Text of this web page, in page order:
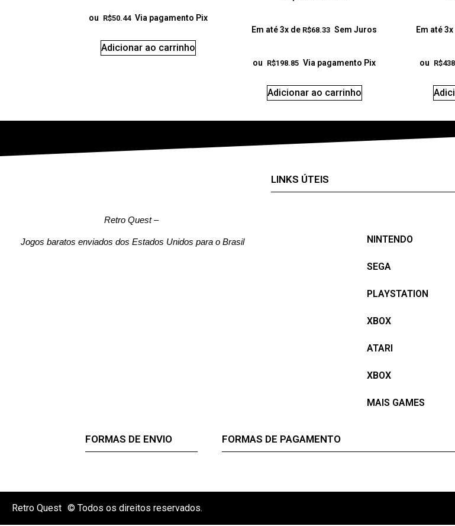
ou R$50.44 Via pagamento Pix
Adicionar ao carrinho
Em até 3x de R$68.33 Sem Juros
ou R$198.85 Via pagamento Pix
Adicionar ao carrinho
Em até
ou R$
Retro Quest–
Jogos baratos enviados dos Estados Unidos para o Brasil
LINKS ÚTEIS
NINTENDO
SEGA
PLAYSTATION
XBOX
ATARI
XBOX
MAIS GAMES
FORMAS DE ENVIO FORMAS DE PAGAMENTO
Retro Quest © Todos os direitos reservados.